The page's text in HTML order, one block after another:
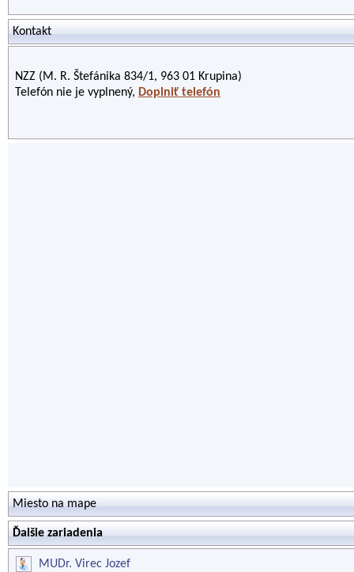
Kontakt
NZZ (M. R. Štefánika 834/1, 963 01 Krupina)
Telefón nie je vyplnený, Doplniť telefón
Miesto na mape
Ďalšie zariadenia
MUDr. Virec Jozef